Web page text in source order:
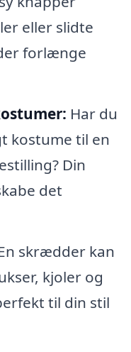
eller slidte
forlænge
Har du
kostume til en
Din
det
skrædder kan
kjoler og
til din stil